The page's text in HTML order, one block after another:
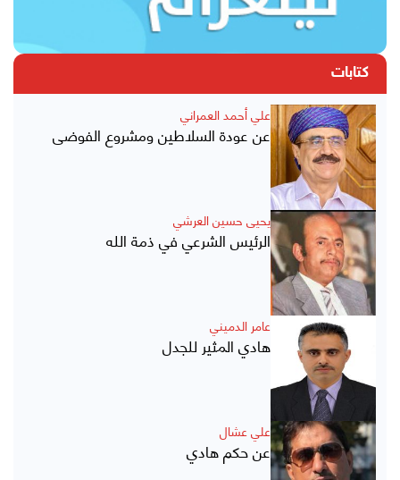
كتابات
علي أحمد العمراني
عن عودة السلاطين ومشروع الفوضى
يحيى حسين العرشي
الرئيس الشرعي في ذمة الله
عامر الدميني
هادي المثير للجدل
علي عشال
عن حكم هادي